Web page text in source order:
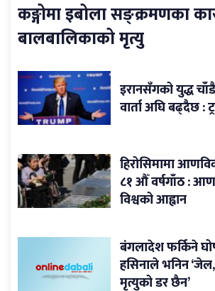
कङ्गोमा इबोला सङ्क्रमणका
बालबालिकाको मृत्यु
इरानसँगको युद्ध
वार्ता अघि बढ्दैछ :
हिरोसिमामा
८१ औँ वर्षगाँठ :
विश्वको आह्वान
बंगलादेश फर्किने
हसिनाले भनिन ‘जेल,
मृत्युको डर छैन’